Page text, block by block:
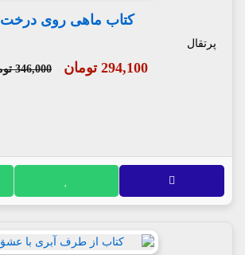
کتاب ماهی روی درخت
پرتقال
294,100 تومان 346,000 تومان